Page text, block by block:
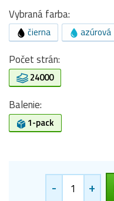
Vybraná farba:
čierna azúrová
Počet strán:
24000
Balenie:
1-pack
- +